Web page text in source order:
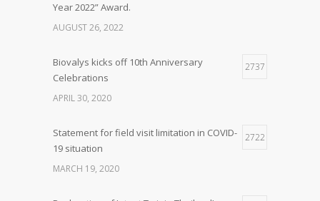
Year 2022” Award.
AUGUST 26, 2022
Biovalys kicks off 10th Anniversary
Celebrations
2737
APRIL 30, 2020
Statement for field visit limitation in COVID-
19 situation
2722
MARCH 19, 2020